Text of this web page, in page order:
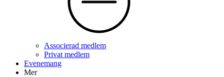
Associerad medlem
Privat medlem
Evenemang
Mer